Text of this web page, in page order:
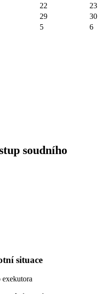
22
23
29
30
5 6
soudního
situace
exekutora